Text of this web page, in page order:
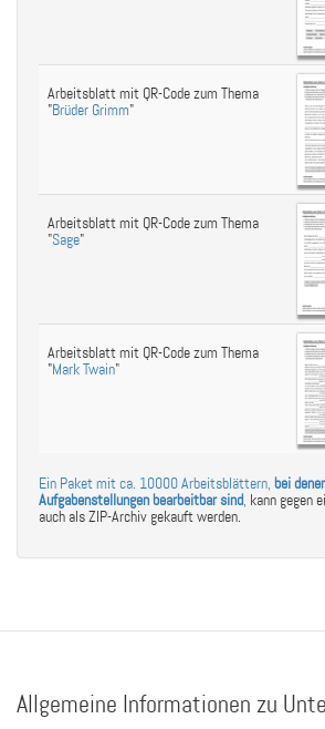
Arbeitsblatt mit QR-Code zum Thema
"Brüder Grimm"
Arbeitsblatt mit QR-Code zum Thema
"Sage"
Arbeitsblatt mit QR-Code zum Thema
"Mark Twain"
Ein Paket mit ca. 10000 Arbeitsblättern, bei
Aufgabenstellungen bearbeitbar sind, kann gegen
auch als ZIP-Archiv gekauft werden.
Allgemeine Informationen zu